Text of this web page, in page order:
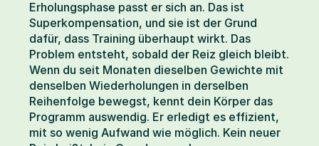
Erholungsphase passt er sich an. Das ist
Superkompensation, und sie ist der Grund
dafür, dass Training überhaupt wirkt. Das
Problem entsteht, sobald der Reiz gleich bleibt.
Wenn du seit Monaten dieselben Gewichte mit
denselben Wiederholungen in derselben
Reihenfolge bewegst, kennt dein Körper das
Programm auswendig. Er erledigt es effizient,
mit so wenig Aufwand wie möglich. Kein neuer